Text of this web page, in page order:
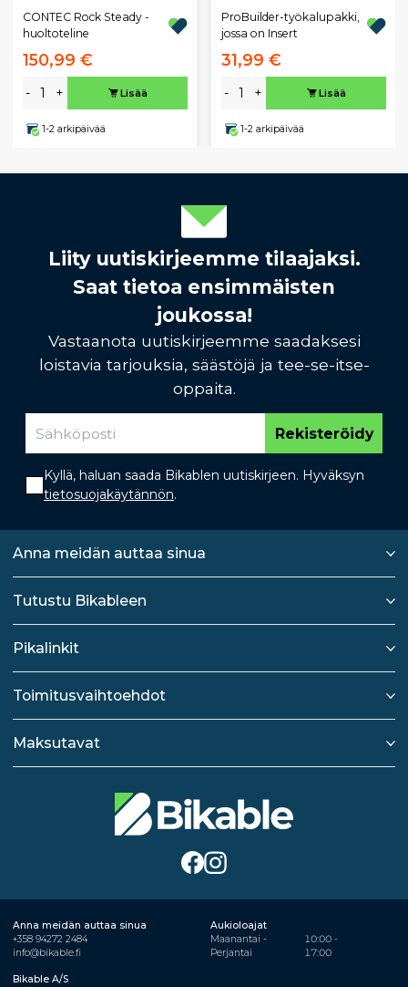
CONTEC Rock Steady -
huoltoteline
150,99 €
- + Lisää
1-2 arkipäivää
ProBuilder-työkalupakki,
jossa on Insert
31,99 €
- + Lisää
1-2 arkipäivää
Liity uutiskirjeemme tilaajaksi.
Saat tietoa ensimmäisten
joukossa!
Vastaanota uutiskirjeemme saadaksesi
loistavia tarjouksia, säästöjä ja tee-se-itse-
oppaita.
Rekisteröidy
Kyllä, haluan saada Bikablen uutiskirjeen. Hyväksyn
tietosuojakäytännön.
Anna meidän auttaa sinua
Tutustu Bikableen
Pikalinkit
Toimitusvaihtoehdot
Maksutavat
Anna meidän auttaa sinua
+358 94272 2484
info@bikable.fi
Aukioloajat
Maanantai -
Perjantai
10:00 -
17:00
Bikable A/S